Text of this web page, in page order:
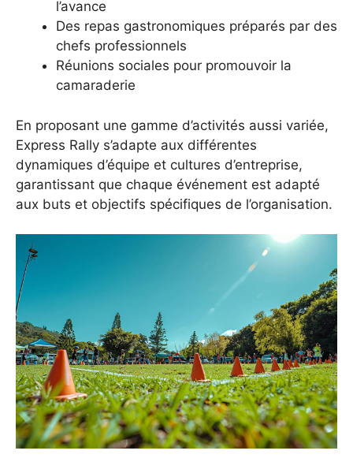
l’avance
Des repas gastronomiques préparés par des
chefs professionnels
Réunions sociales pour promouvoir la
camaraderie
En proposant une gamme d’activités aussi variée,
Express Rally s’adapte aux différentes
dynamiques d’équipe et cultures d’entreprise,
garantissant que chaque événement est adapté
aux buts et objectifs spécifiques de l’organisation.